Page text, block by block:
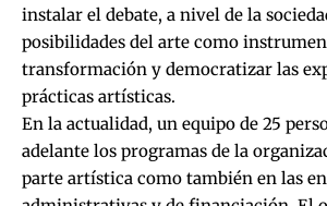
instalar el debate, a nivel de la
posibilidades del arte como
transformación y democratizar las
prácticas artísticas.
En la actualidad, un equipo de 25
adelante los programas de la
parte artística como también en las